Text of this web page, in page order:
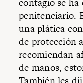
contagio se ha
penitenciario.
una plática
de protección
recomiendan
de manos,